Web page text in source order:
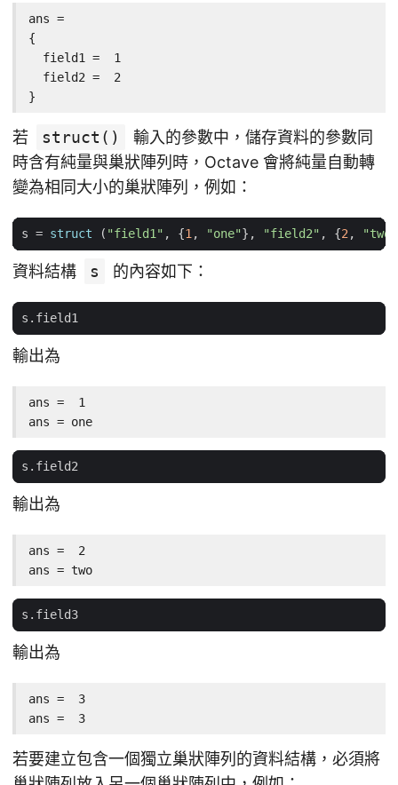
ans =
{
  field1 =  1
  field2 =  2
}
若 struct()
輸入的參數中，儲存資料的參數同
時含有純量與巢狀陣列時，Octave 會將純量自動轉
變為相同大小的巢狀陣列，例如：
s = struct ( "field1" , {1, "one"}, "field2" , {2, "two"
資料結構 s 的內容如下：
s . field1
輸出為
ans =  1
ans = one
s . field2
輸出為
ans =  2
ans = two
s . field3
輸出為
ans =  3
ans =  3
若要建立包含一個獨立巢狀陣列的資料結構，必須將